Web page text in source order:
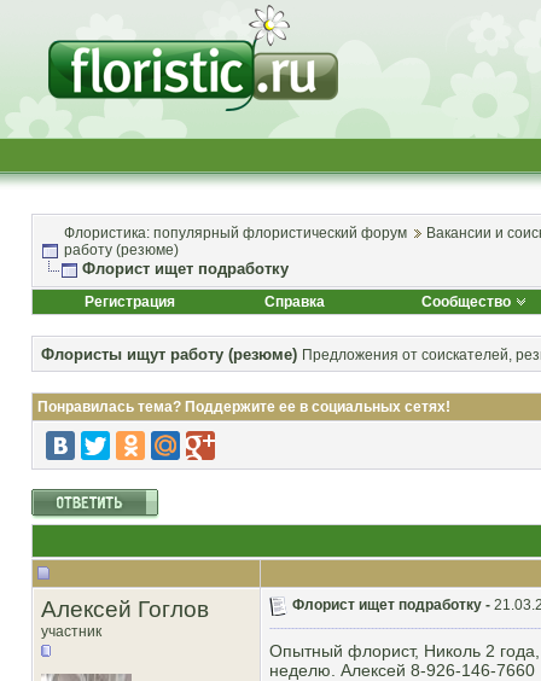
Флористика: популярный флористический форум
Вакансии и
работу (резюме)
Флорист ищет подработку
Регистрация Справка Сообщество
Флористы ищут работу (резюме) Предложения от соискателей,
Понравилась тема? Поддержите ее в социальных сетях!
Алексей Гоглов
участник
Флорист ищет подработку -
Опытный флорист, Николь 2
неделю. Алексей 8-926-146-7660